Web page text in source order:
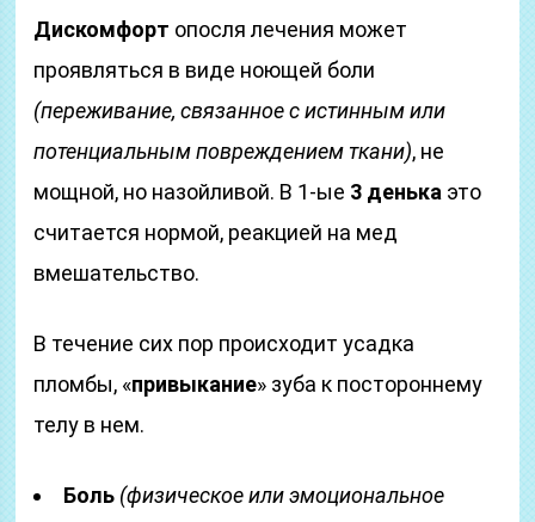
Дискомфорт опосля лечения может
проявляться в виде ноющей боли
(переживание, связанное с истинным или
потенциальным повреждением ткани), не
мощной, но назойливой. В 1-ые 3 денька это
считается нормой, реакцией на мед
вмешательство.
В течение сих пор происходит усадка
пломбы, «привыкание» зуба к постороннему
телу в нем.
Боль (физическое или эмоциональное